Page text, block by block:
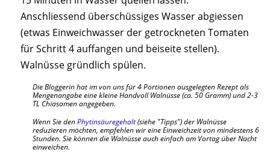
Anschliessend überschüssiges Wasser abgiessen
(etwas Einweichwasser der getrockneten Tomaten
für Schritt 4 auffangen und beiseite stellen).
Walnüsse gründlich spülen.
Die Bloggerin hat im von uns für 4 Portionen ausgelegten Rezept als
Mengenangabe eine kleine Handvoll Walnüsse (ca. 50 Gramm) und 2-3
TL Chiasamen angegeben.
Wenn Sie denPhytinsäuregehalt(siehe "Tipps") der Walnüsse
reduzieren möchten, empfehlen wir eine Einweichzeit von mindestens 6
Stunden. Sie können die Walnüsse auch einfach am Vortag über Nacht
einweichen.